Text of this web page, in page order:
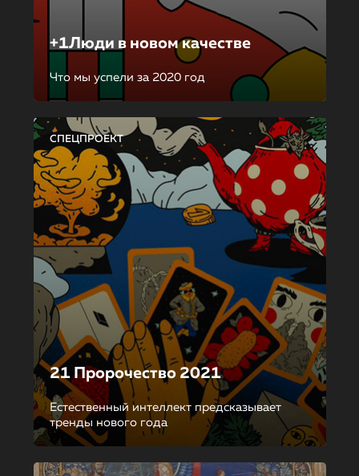
+1Люди в новом качестве
Что мы успели за 2020 год
СПЕЦПРОЕКТ
21 Пророчество 2021
Естественный интеллект предсказывает
тренды нового года